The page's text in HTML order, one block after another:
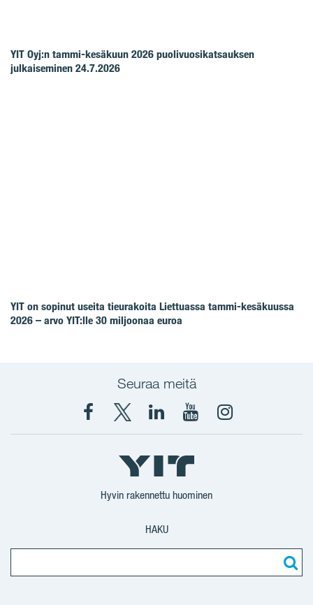
YIT Oyj:n tammi-kesäkuun 2026 puolivuosikatsauksen
julkaiseminen 24.7.2026
YIT on sopinut useita tieurakoita Liettuassa tammi-kesäkuussa
2026 – arvo YIT:lle 30 miljoonaa euroa
Seuraa meitä
Facebook
X
YIT
Suomi
YIT
Corporation
YIT
Corporation
Instagram
Hyvin rakennettu huominen
HAKU